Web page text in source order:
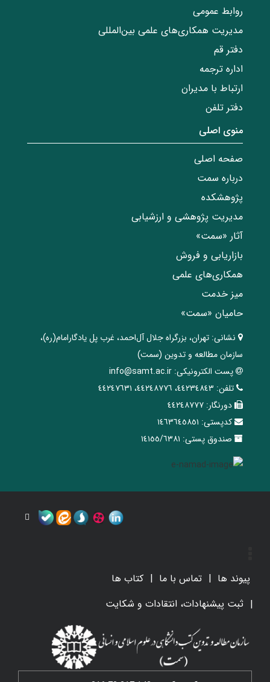
روابط عمومی
مدیریت همکاری‌های علمی بین‌المللی
دفتر قم
اداره ترجمه
ارتباط با مدیران
دفتر تلفن
منوی اصلی
صفحه اصلی
درباره سمت
پژوهشکده
مدیریت پژوهشی و ارزشیابی
آثار «سمت»
بازاریابی و فروش
همکاری‌های علمی
میز خدمت
حامیان «سمت»
نشانی: تهران، ‌بزرگراه ‌جلال آل‌احمد، غرب پل يادگار‌امام(ره)‌،
سازمان مطالعه و تدوین‌ (سمت)
پست الکترونیکی: info@samt.ac.ir
تلفن: ٤٤٢٣٤٨٤٣، ٤٤٢٤٨٧٧٦، ٤٤٢٤٧٦٣١
دورنگار: ٤٤٢٤٨٧٧٧
کدپستی: ١٤٦٣٦٤٥٨٥١
صندوق پستی: ١٤١٥٥/٦٣٨١
پیوند ها تماس با ما
کتاب ها
ثبت پیشنهادات، انتقادات و شکایت